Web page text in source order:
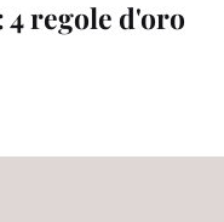
regole d'oro